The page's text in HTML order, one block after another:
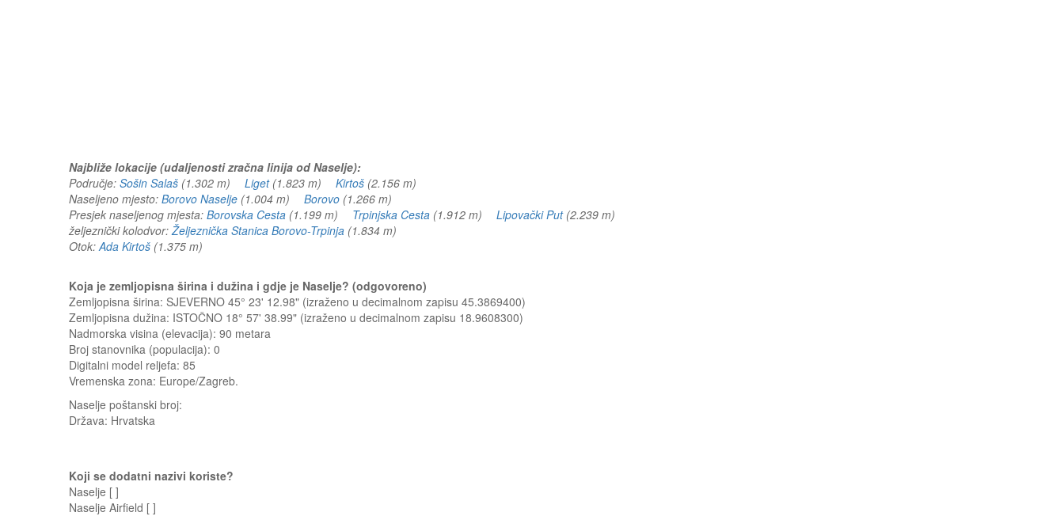
Najbliže lokacije (udaljenosti zračna linija od Naselje):
Područje: Sošin Salaš (1.302 m) Liget(1.823 m) Kirtoš (2.156 m)
Naseljeno mjesto: Borovo Naselje (1.004 m) Borovo (1.266 m)
Presjek naseljenog mjesta: Borovska Cesta (1.199 m) Trpinjska Cesta (1.912 m) Lipovački Put(2.239 m)
željeznički kolodvor:Željeznička Stanica Borovo-Trpinja (1.834 m)
Otok:Ada Kirtoš (1.375 m)
Koja je zemljopisna širina i dužina i gdje je Naselje? (odgovoreno)
Zemljopisna širina: SJEVERNO 45° 23' 12.98" (izraženo u decimalnom zapisu 45.3869400)
Zemljopisna dužina: ISTOČNO 18° 57' 38.99" (izraženo u decimalnom zapisu 18.9608300)
Nadmorska visina (elevacija): 90 metara
Broj stanovnika (populacija): 0
Digitalni model reljefa: 85
Vremenska zona: Europe/Zagreb.
Naselje poštanski broj:
Država: Hrvatska
Koji se dodatni nazivi koriste?
Naselje [ ]
Naselje Airfield [ ]